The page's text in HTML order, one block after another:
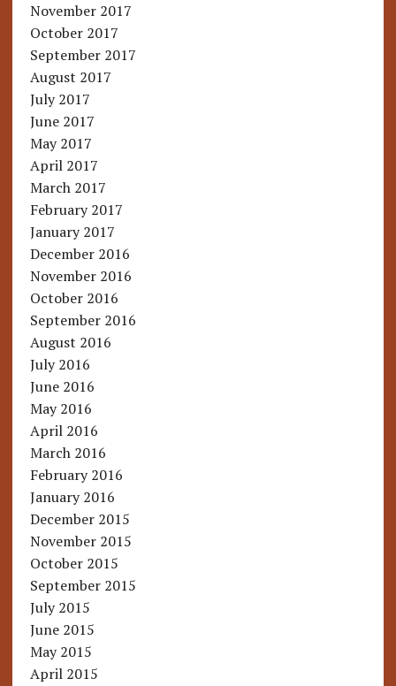
November 2017
October 2017
September 2017
August 2017
July 2017
June 2017
May 2017
April 2017
March 2017
February 2017
January 2017
December 2016
November 2016
October 2016
September 2016
August 2016
July 2016
June 2016
May 2016
April 2016
March 2016
February 2016
January 2016
December 2015
November 2015
October 2015
September 2015
July 2015
June 2015
May 2015
April 2015